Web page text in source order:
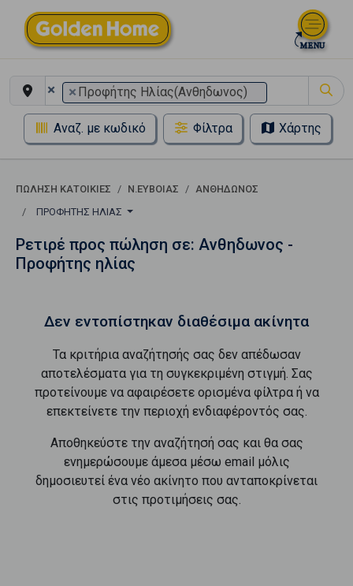
× × Προφήτης Ηλίας(Ανθηδωνος)
Αναζ. με κωδικό Φίλτρα Χάρτης
ΠΏΛΗΣΗ ΚΑΤΟΙΚΊΕΣ Ν.ΕΥΒΟΙΑΣ
ΑΝΘΗΔΩΝΟΣ
ΠΡΟΦΉΤΗΣ ΗΛΊΑΣ
Ρετιρέ προς πώληση σε: Ανθηδωνος -
Προφήτης ηλίας
Δεν εντοπίστηκαν διαθέσιμα ακίνητα
Τα κριτήρια αναζήτησής σας δεν απέδωσαν
αποτελέσματα για τη συγκεκριμένη στιγμή. Σας
προτείνουμε να αφαιρέσετε ορισμένα φίλτρα ή να
επεκτείνετε την περιοχή ενδιαφέροντός σας.
Αποθηκεύστε την αναζήτησή σας και θα σας
ενημερώσουμε άμεσα μέσω email μόλις
δημοσιευτεί ένα νέο ακίνητο που ανταποκρίνεται
στις προτιμήσεις σας.